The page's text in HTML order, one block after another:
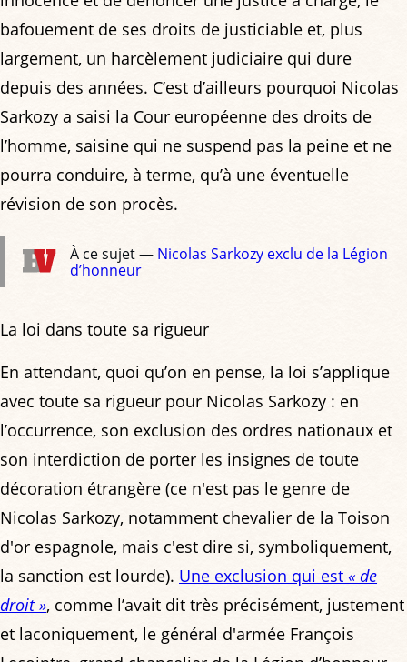
bafouement de ses droits de justiciable et, plus
largement, un harcèlement judiciaire qui dure
depuis des années. C’est d’ailleurs pourquoi Nicolas
Sarkozy a saisi la Cour européenne des droits de
l’homme, saisine qui ne suspend pas la peine et ne
pourra conduire, à terme, qu’à une éventuelle
révision de son procès.
À ce sujet — Nicolas Sarkozy exclu de la Légion
d’honneur
La loi dans toute sa rigueur
En attendant, quoi qu’on en pense, la loi s’applique
avec toute sa rigueur pour Nicolas Sarkozy : en
l’occurrence, son exclusion des ordres nationaux et
son interdiction de porter les insignes de toute
décoration étrangère (ce n'est pas le genre de
Nicolas Sarkozy, notamment chevalier de la Toison
d'or espagnole, mais c'est dire si, symboliquement,
la sanction est lourde). Une exclusion qui est « de
droit », comme l’avait dit très précisément, justement
et laconiquement, le général d'armée François